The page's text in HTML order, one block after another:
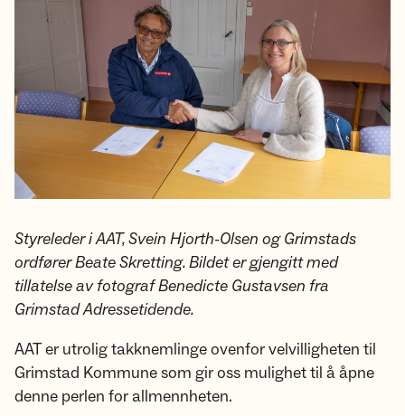
Styreleder i AAT, Svein Hjorth-Olsen og Grimstads
ordfører Beate Skretting. Bildet er gjengitt med
tillatelse av fotograf Benedicte Gustavsen fra
Grimstad Adressetidende.
AAT er utrolig takknemlinge ovenfor velvilligheten til
Grimstad Kommune som gir oss mulighet til å åpne
denne perlen for allmennheten.